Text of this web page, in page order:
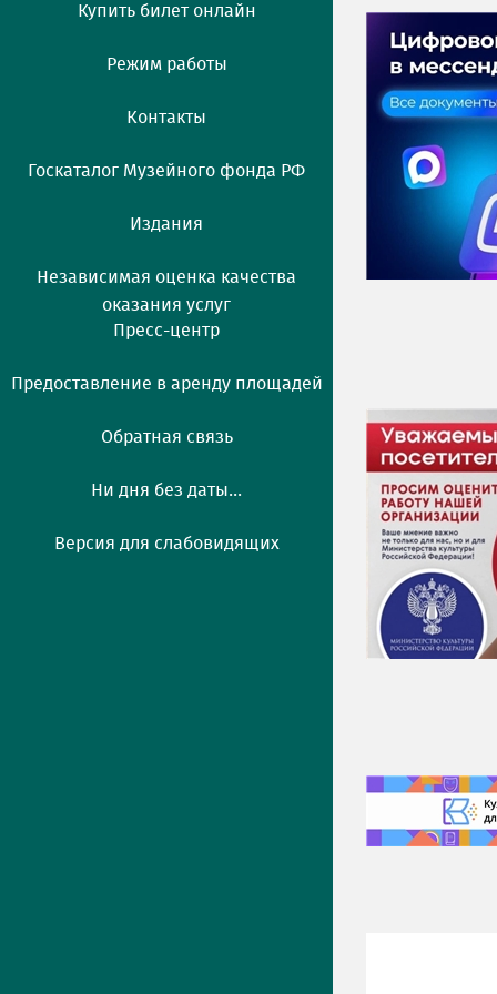
Купить билет онлайн
Режим работы
Контакты
Госкаталог Музейного фонда РФ
Издания
Независимая оценка качества
оказания услуг
Пресс-центр
Предоставление в аренду площадей
Обратная связь
Ни дня без даты...
Версия для слабовидящих